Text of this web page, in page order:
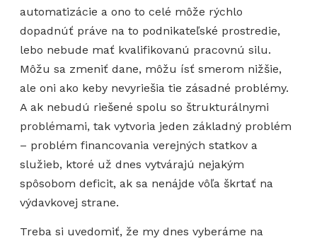
automatizácie a ono to celé môže rýchlo
dopadnúť práve na to podnikateľské prostredie,
lebo nebude mať kvalifikovanú pracovnú silu.
Môžu sa zmeniť dane, môžu ísť smerom nižšie,
ale oni ako keby nevyriešia tie zásadné problémy.
A ak nebudú riešené spolu so štrukturálnymi
problémami, tak vytvoria jeden základný problém
– problém financovania verejných statkov a
služieb, ktoré už dnes vytvárajú nejakým
spôsobom deficit, ak sa nenájde vôľa škrtať na
výdavkovej strane.
Treba si uvedomiť, že my dnes vyberáme na